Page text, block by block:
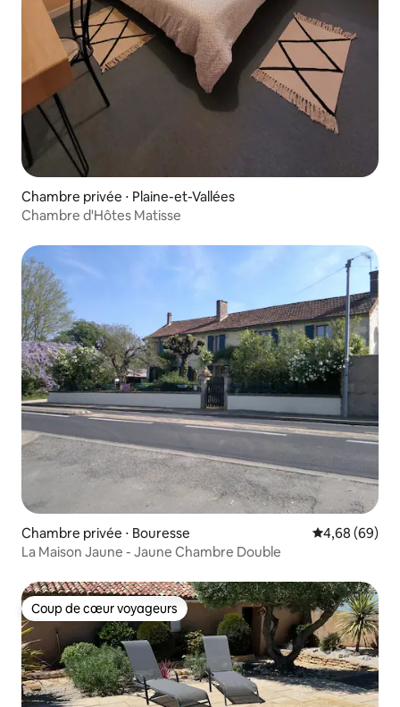
Chambre privée ⋅ Plaine-et-Vallées
Chambre d'Hôtes Matisse
Chambre privée ⋅ Bouresse Évaluation
4,68 (69)
La Maison Jaune - Jaune Chambre Double
Coup de cœur voyageurs
Coup de cœur voyageurs